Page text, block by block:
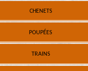
CHENETS
POUPÉES
TRAINS